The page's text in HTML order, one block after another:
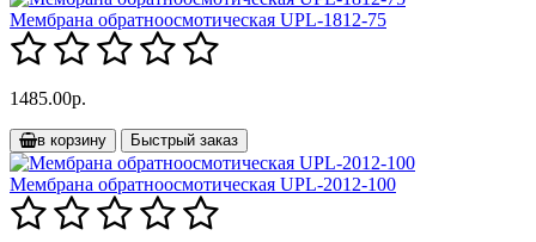
Мембрана обратноосмотическая UPL-1812-75
1485.00р.
в корзину Быстрый заказ
Мембрана обратноосмотическая UPL-2012-100